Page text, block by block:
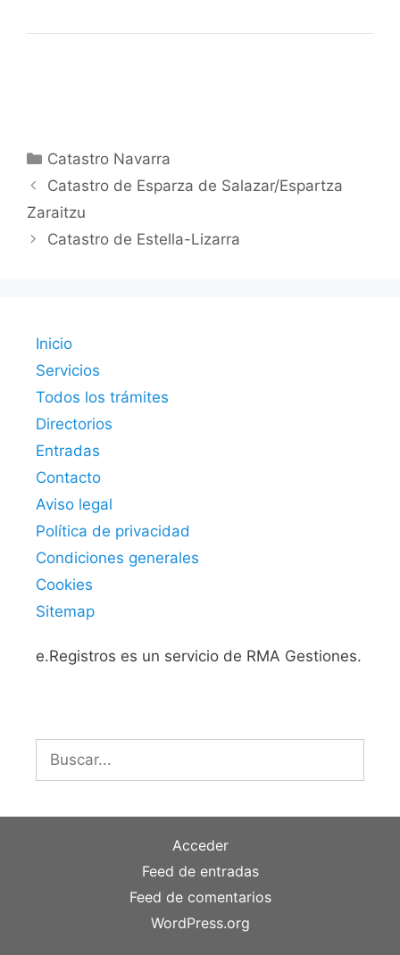
Categorías
Catastro Navarra
Catastro de Esparza de Salazar/Espartza
Zaraitzu
Catastro de Estella-Lizarra
Inicio
Servicios
Todos los trámites
Directorios
Entradas
Contacto
Aviso legal
Política de privacidad
Condiciones generales
Cookies
Sitemap
e.Registros es un servicio de RMA Gestiones.
Acceder
Feed de entradas
Feed de comentarios
WordPress.org